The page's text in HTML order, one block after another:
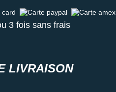
Carte paypal Carte amex
3 fois sans frais
LIVRAISON